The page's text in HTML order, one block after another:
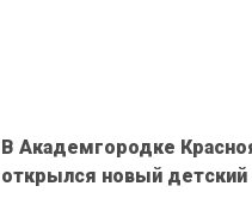
В Академгородке
открылся новый детский